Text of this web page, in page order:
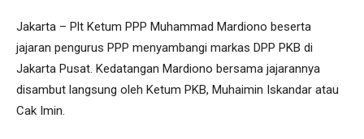
Jakarta – Plt Ketum PPP Muhammad Mardiono beserta
jajaran pengurus PPP menyambangi markas DPP PKB di
Jakarta Pusat. Kedatangan Mardiono bersama jajarannya
disambut langsung oleh Ketum PKB, Muhaimin Iskandar atau
Cak Imin.